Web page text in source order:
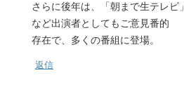
さらに後年は、「朝まで生テレビ」
など出演者としてもご意見番的
存在で、多くの番組に登場。
返信